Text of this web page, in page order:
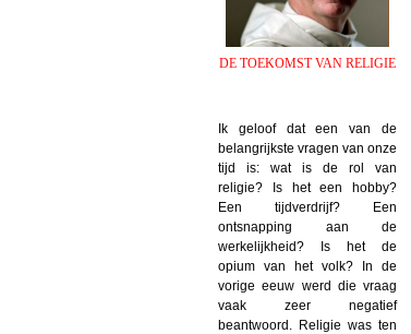
DE TOEKOMST VAN RELIGIE
Ik geloof dat een van de
belangrijkste vragen van onze
tijd is: wat is de rol van
religie? Is het een hobby?
Een tijdverdrijf? Een
ontsnapping aan de
werkelijkheid? Is het de
opium van het volk? In de
vorige eeuw werd die vraag
vaak zeer negatief
beantwoord. Religie was ten